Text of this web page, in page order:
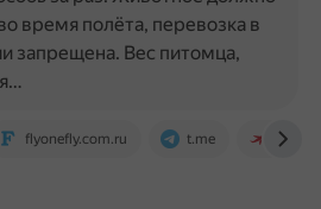
flyonefly.com.ru t.me
время полёта, перевозка в
запрещена. Вес питомца,